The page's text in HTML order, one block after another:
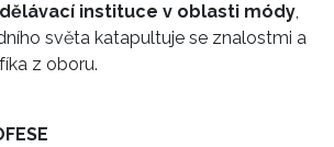
instituce v oblasti módy,
světa katapultuje se znalostmi a
z oboru.